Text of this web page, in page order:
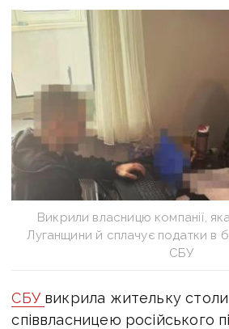
Викрили власницю компанії,
Луганщини й сплачує податки
СБУ
СБУ викрила жительку
співвласницею російського